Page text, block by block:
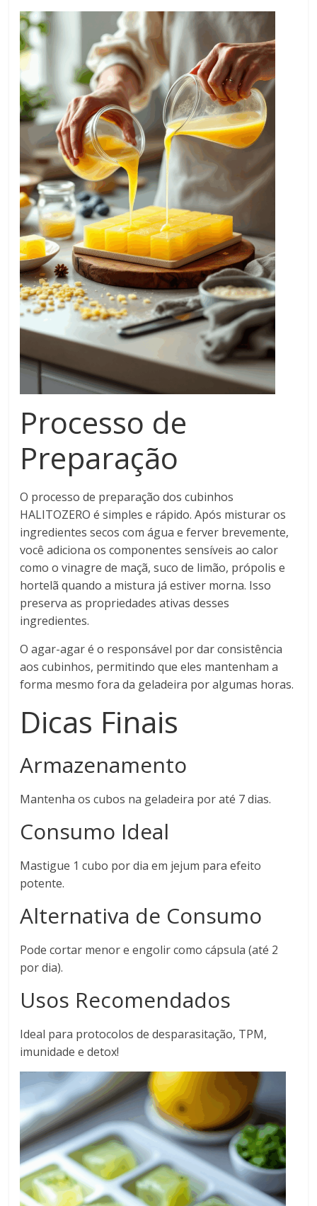
Processo de
Preparação
O processo de preparação dos cubinhos
HALITOZERO é simples e rápido. Após misturar os
ingredientes secos com água e ferver brevemente,
você adiciona os componentes sensíveis ao calor
como o vinagre de maçã, suco de limão, própolis e
hortelã quando a mistura já estiver morna. Isso
preserva as propriedades ativas desses
ingredientes.
O agar-agar é o responsável por dar consistência
aos cubinhos, permitindo que eles mantenham a
forma mesmo fora da geladeira por algumas horas.
Dicas Finais
Armazenamento
Mantenha os cubos na geladeira por até 7 dias.
Consumo Ideal
Mastigue 1 cubo por dia em jejum para efeito
potente.
Alternativa de Consumo
Pode cortar menor e engolir como cápsula (até 2
por dia).
Usos Recomendados
Ideal para protocolos de desparasitação, TPM,
imunidade e detox!